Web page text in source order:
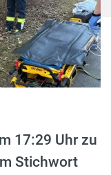
17:29 Uhr zu
Stichwort